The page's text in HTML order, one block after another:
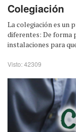
Colegiación
La colegiación es un
diferentes: De forma
instalaciones para
Visto: 42309